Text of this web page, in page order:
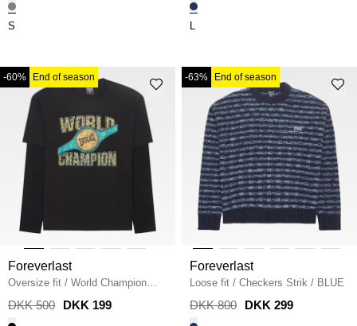
S L
-60% End of season
Foreverlast
Oversize fit / World Champion
Langærmet Tee / BLACK
DKK 500 DKK 199
-63% End of season
Foreverlast
Loose fit / Checkers Strik / BLUE
DKK 800 DKK 299